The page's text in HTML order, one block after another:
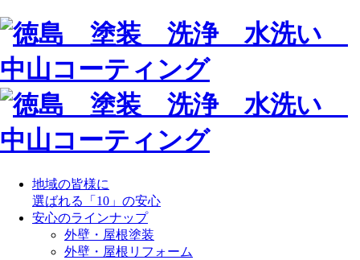
地域の皆様に
選ばれる「10」の安心
安心のラインナップ
外壁・屋根塗装
外壁・屋根リフォーム